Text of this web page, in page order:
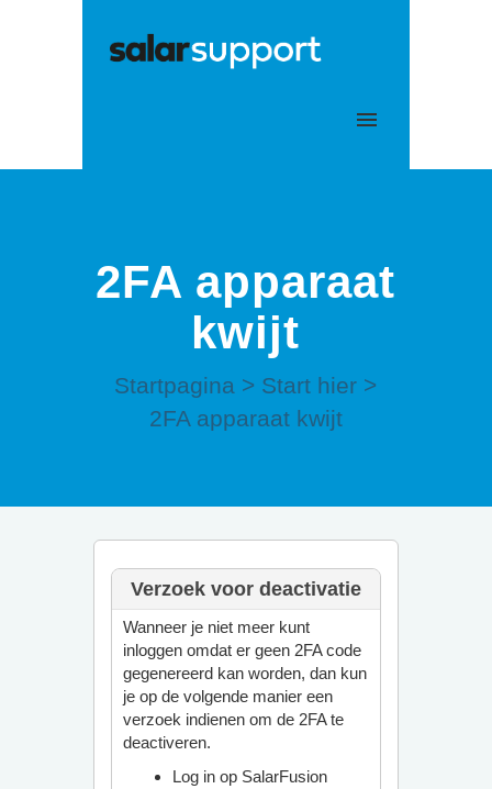
2FA apparaat
kwijt
Startpagina > Start hier >
2FA apparaat kwijt
Verzoek voor deactivatie
Wanneer je niet meer kunt
inloggen omdat er geen 2FA code
gegenereerd kan worden, dan kun
je op de volgende manier een
verzoek indienen om de 2FA te
deactiveren.
Log in op SalarFusion